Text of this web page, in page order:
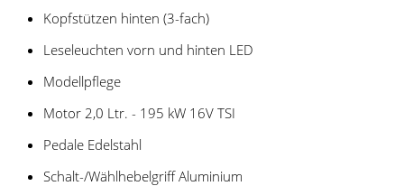
Kopfstützen hinten (3-fach)
Leseleuchten vorn und hinten LED
Modellpflege
Motor 2,0 Ltr. - 195 kW 16V TSI
Pedale Edelstahl
Schalt-/Wählhebelgriff Aluminium